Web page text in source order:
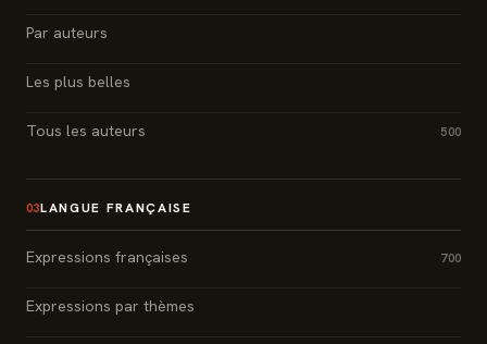
Par auteurs
Les plus belles
Tous les auteurs 500
03LANGUE FRANÇAISE
Expressions françaises 700
Expressions par thèmes